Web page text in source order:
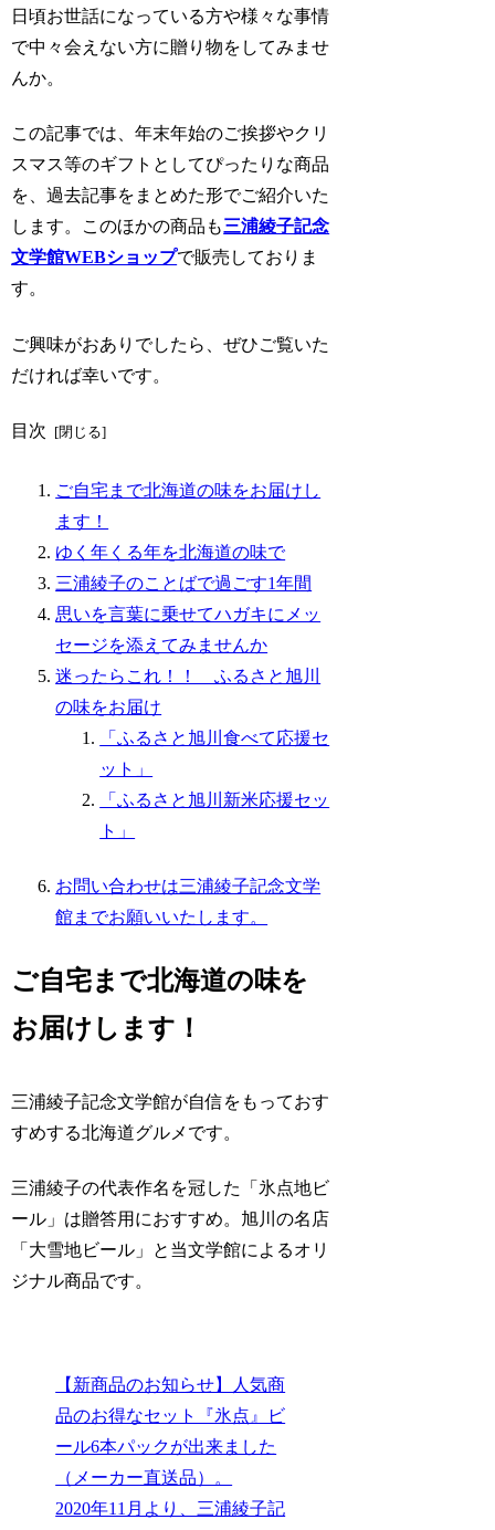
日頃お世話になっている方や様々な事情
で中々会えない方に贈り物をしてみませ
んか。
この記事では、年末年始のご挨拶やクリ
スマス等のギフトとしてぴったりな商品
を、過去記事をまとめた形でご紹介いた
します。このほかの商品も三浦綾子記念
文学館WEBショップで販売しておりま
す。
ご興味がおありでしたら、ぜひご覧いた
だければ幸いです。
目次
ご自宅まで北海道の味をお届けし
ます！
ゆく年くる年を北海道の味で
三浦綾子のことばで過ごす1年間
思いを言葉に乗せてハガキにメッ
セージを添えてみませんか
迷ったらこれ！！ ふるさと旭川
の味をお届け
「ふるさと旭川食べて応援セ
ット」
「ふるさと旭川新米応援セッ
ト」
お問い合わせは三浦綾子記念文学
館までお願いいたします。
ご自宅まで北海道の味を
お届けします！
三浦綾子記念文学館が自信をもっておす
すめする北海道グルメです。
三浦綾子の代表作名を冠した「氷点地ビ
ール」は贈答用におすすめ。旭川の名店
「大雪地ビール」と当文学館によるオリ
ジナル商品です。
【新商品のお知らせ】人気商
品のお得なセット『氷点』ビ
ール6本パックが出来ました
（メーカー直送品）。
2020年11月より、三浦綾子記